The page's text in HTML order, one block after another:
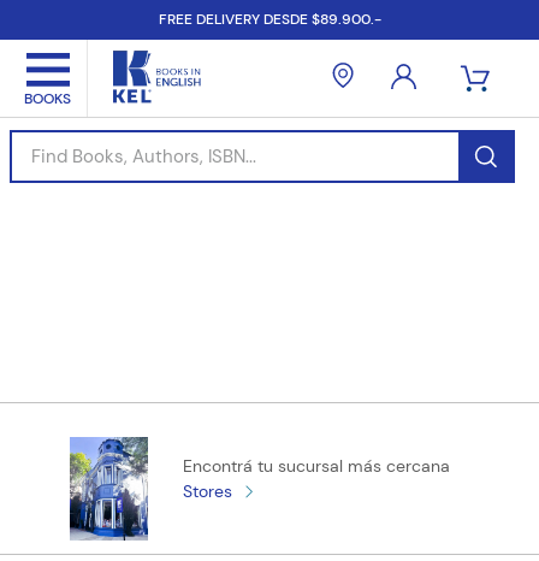
FREE DELIVERY DESDE $89.900.-
Find Books, Authors, ISBN...
Encontrá tu sucursal más cercana
Stores